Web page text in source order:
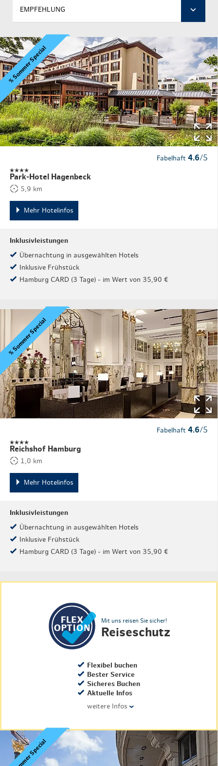
EMPFEHLUNG
Fabelhaft4.6/5
Park-Hotel Hagenbeck
5,9 km
Mehr Hotelinfos
% Sommer Special
Inklusivleistungen
Übernachtung in ausgewählten Hotels
Inklusive Frühstück
Hamburg CARD (3 Tage) - im Wert von 35,90 €
Fabelhaft4.6/5
Reichshof Hamburg
1,0 km
Mehr Hotelinfos
% Sommer Special
Inklusivleistungen
Übernachtung in ausgewählten Hotels
Inklusive Frühstück
Hamburg CARD (3 Tage) - im Wert von 35,90 €
Mit uns reisen Sie sicher!
Reiseschutz
Flexibel buchen
Bester Service
Sicheres Buchen
Aktuelle Infos
weitere Infos ›
% Sommer Special